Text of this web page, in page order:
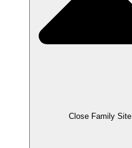
Close Family Site